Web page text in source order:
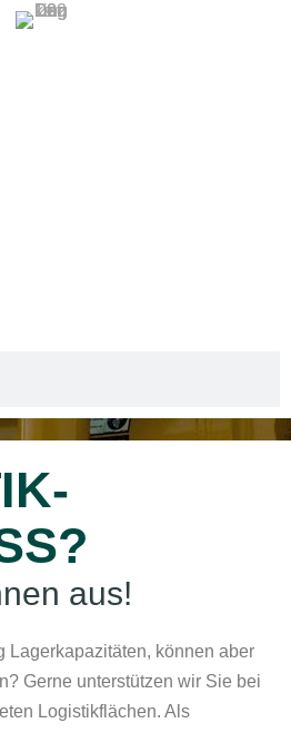
aus!
Lagerkapazitäten, können aber
Gerne unterstützen wir Sie bei
Logistikflächen. Als